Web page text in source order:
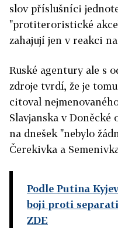
slov příslušníci
"protiteroristické
zahajují jen v reakci
Ruské agentury ale s
zdroje tvrdí, že je
citoval
Slavjanska v Doněcké
na dnešek "nebylo
Čerekivka a
Podle Putina
boji proti
ZDE